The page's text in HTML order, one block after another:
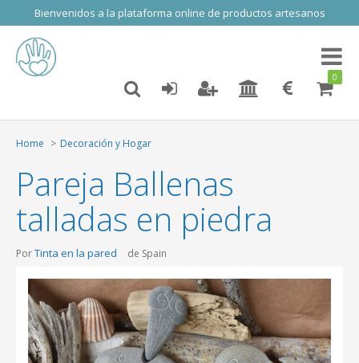
Bienvenidos a la plataforma online de productos artesanos
Toggle
0
Home Decoración y Hogar
Pareja Ballenas
talladas en piedra
PorTinta en la pared de Spain